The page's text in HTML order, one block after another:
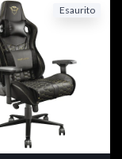
Esaurito